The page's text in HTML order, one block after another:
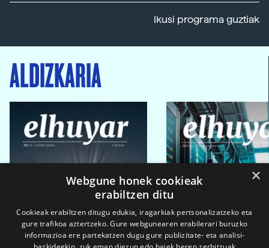
Ikusi programa guztiak
ALDIZKARIA
×
Webgune honek cookieak
erabiltzen ditu
Cookieak erabiltzen ditugu edukia, iragarkiak pertsonalizatzeko eta
gure trafikoa aztertzeko. Gure webgunearen erabilerari buruzko
informazioa ere partekatzen dugu gure publizitate- eta analisi-